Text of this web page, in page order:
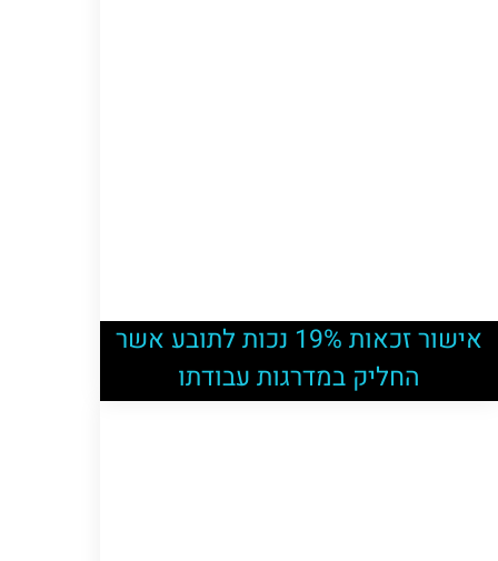
אישור זכאות 19% נכות לתובע אשר
החליק במדרגות עבודתו